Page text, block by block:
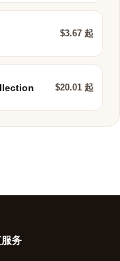
$3.67 起
$20.01 起
务